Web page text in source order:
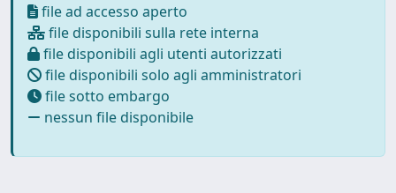
file ad accesso aperto
file disponibili sulla rete interna
file disponibili agli utenti autorizzati
file disponibili solo agli amministratori
file sotto embargo
nessun file disponibile